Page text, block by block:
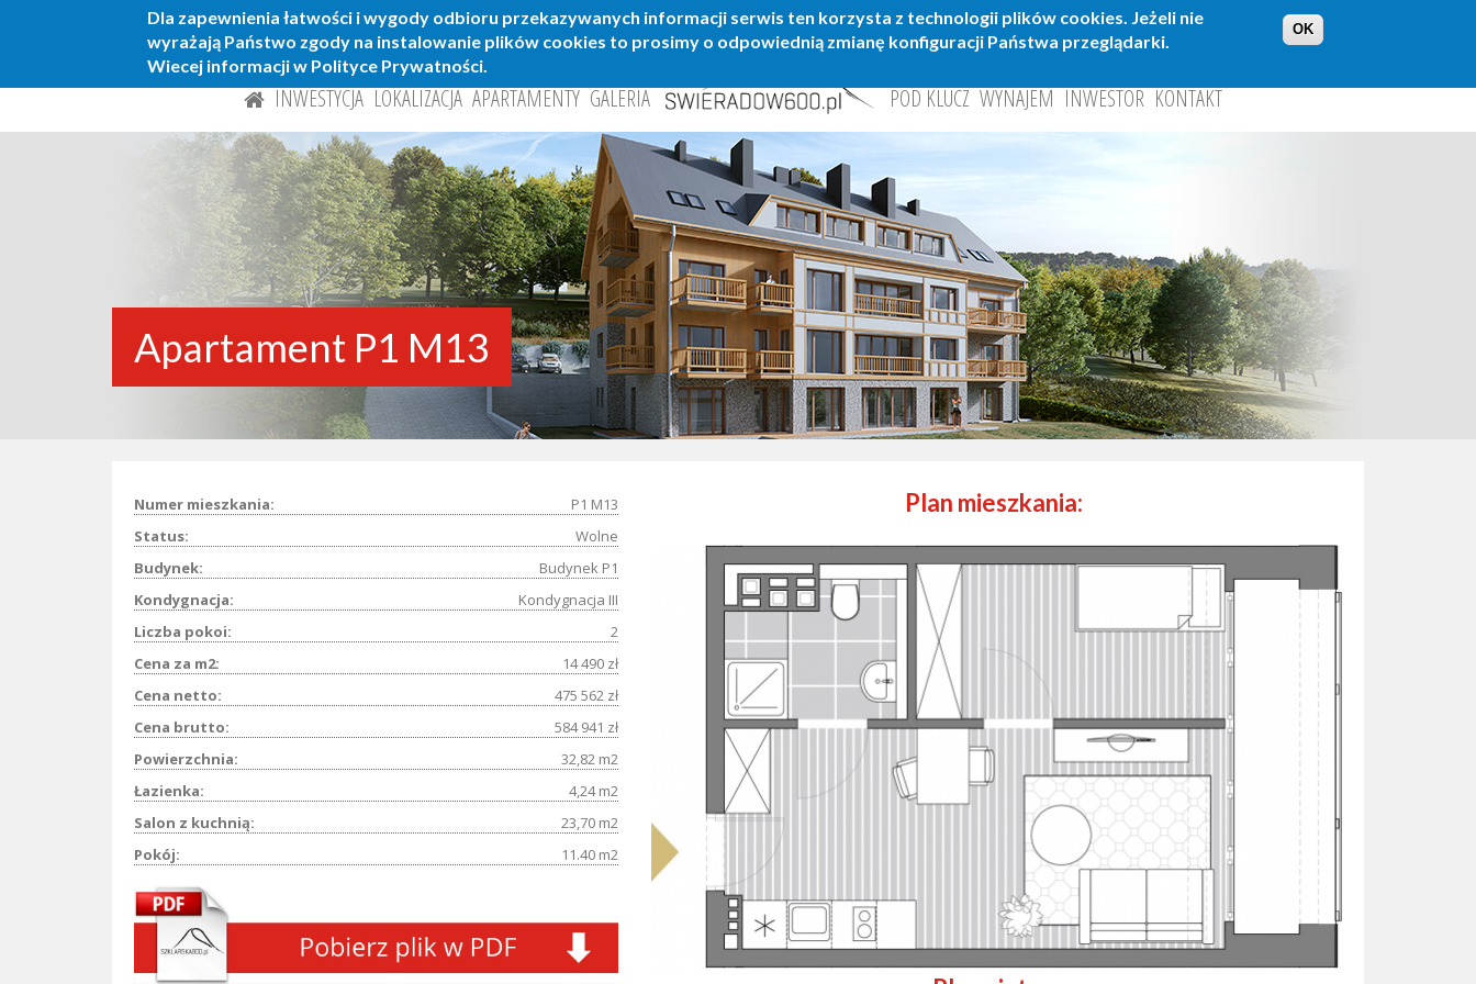
Dla zapewnienia łatwości i wygody odbioru przekazywanych informacji serwis ten korzysta z technologii plików cookies. Jeżeli nie
wyrażają Państwo zgody na instalowanie plików cookies to prosimy o odpowiednią zmianę konfiguracji Państwa przeglądarki.
Wiecej informacji w Polityce Prywatności.
OK
Skip
INWESTYCJA LOKALIZACJA APARTAMENTY GALERIA POD KLUCZ WYNAJEM INWESTOR KONTAKT
Apartament P1 M13
Numer mieszkania:
P1 M13
Status:
Wolne
Budynek:
Budynek P1
Kondygnacja:
Kondygnacja III
Liczba pokoi:
2
Cena za m2:
14 490 zł
Cena netto:
475 562 zł
Cena brutto:
584 941 zł
Powierzchnia:
32,82 m2
Łazienka:
4,24 m2
Salon z kuchnią:
23,70 m2
Pokój:
11.40 m2
Plan mieszkania: